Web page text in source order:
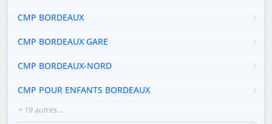
CMP BORDEAUX
CMP BORDEAUX GARE
CMP BORDEAUX-NORD
CMP POUR ENFANTS BORDEAUX
+ 19 autres…